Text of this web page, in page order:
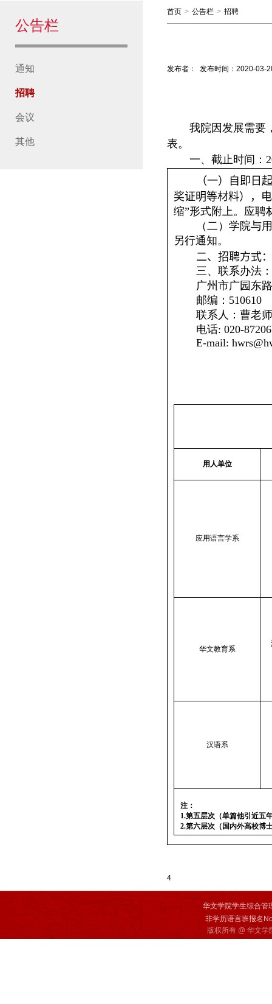
公告栏
通知
招聘
会议
其他
首页 > 公告栏 > 招聘
发布者： 发布时间： 2020-03-
我院因发展需要
表。
一、截止时间：
（一）
自即日
奖证明等材料），
缩”形式附上。应聘
（二）学院与
另行通知。
二、招聘方式
三、联系办法
广州市广园东
邮编： 510610
联系人：曹老
电话: 020-
E-mail:
用人单位
应用语言学系
华文教育系
汉语系
注：
1.第五层次（单篇他引近五
2.第六层次（国内外高校博
4
华文学院学生综合管
非学历语言班报名
版权所有 @ 华文